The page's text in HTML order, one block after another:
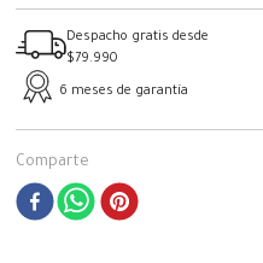
Despacho gratis desde
$79.990
6 meses de garantía
Comparte